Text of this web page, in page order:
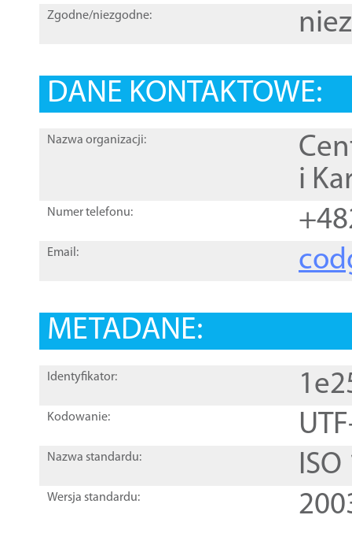
Zgodne/niezgodne:
DANE KONTAKTOWE:
Nazwa organizacji:
i
Numer telefonu:
Email:
METADANE:
Identyfikator:
Kodowanie:
Nazwa standardu:
Wersja standardu: